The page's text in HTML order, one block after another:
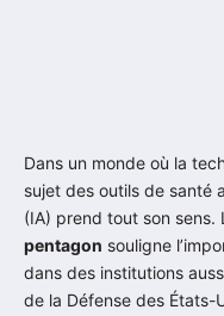
Dans un monde où la
sujet des outils de santé
(IA) prend tout son sens.
pentagon souligne
dans des institutions
de la Défense des États-